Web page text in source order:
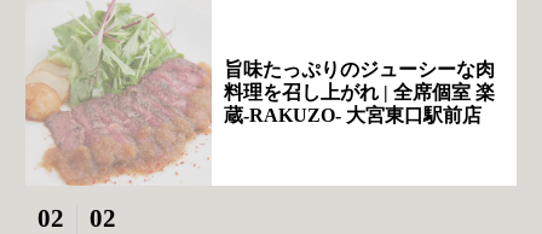
旨味たっぷりのジューシーな肉
料理を召し上がれ | 全席個室 楽
蔵‐RAKUZO‐ 大宮東口駅前店
02 02